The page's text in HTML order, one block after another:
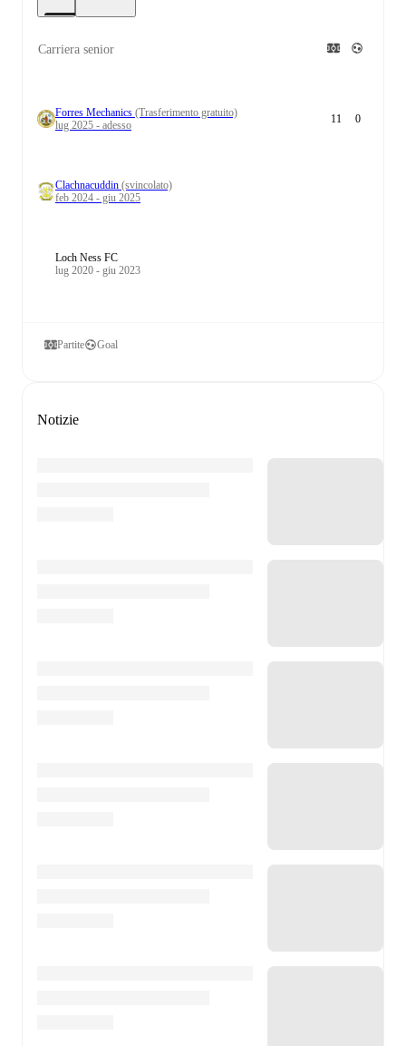
Carriera senior
Forres Mechanics (Trasferimento gratuito)
lug 2025 - adesso
11 0
Clachnacuddin (svincolato)
feb 2024 - giu 2025
Loch Ness FC
lug 2020 - giu 2023
Partite Goal
Notizie